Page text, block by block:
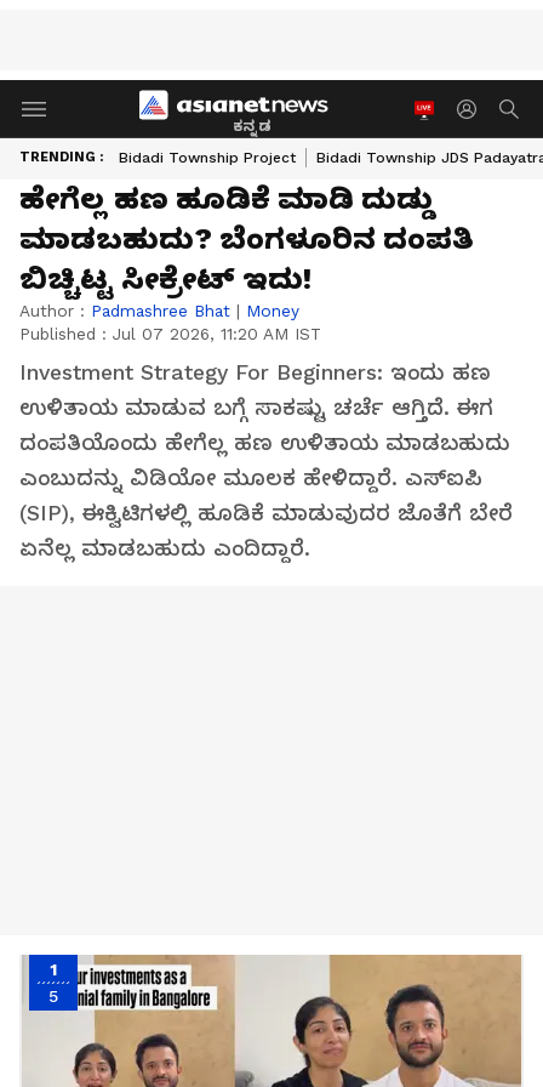
ಕನ್ನಡ
TRENDING : Bidadi Township Project Bidadi Township JDS
ಹೇಗೆಲ್ಲ ಹಣ ಹೂಡಿಕೆ ಮಾಡಿ ದುಡ್ಡು
ಮಾಡಬಹುದು? ಬೆಂಗಳೂರಿನ ದಂಪತಿ
ಬಿಚ್ಚಿಟ್ಟ ಸೀಕ್ರೇಟ್‌ ಇದು!
Author : Padmashree Bhat | Money
Published : Jul 07 2026, 11:20 AM IST
Investment Strategy For Beginners: ಇಂದು ಹಣ
ಉಳಿತಾಯ ಮಾಡುವ ಬಗ್ಗೆ ಸಾಕಷ್ಟು ಚರ್ಚೆ ಆಗ್ತಿದೆ. ಈಗ
ದಂಪತಿಯೊಂದು ಹೇಗೆಲ್ಲ ಹಣ ಉಳಿತಾಯ ಮಾಡಬಹುದು
ಎಂಬುದನ್ನು ವಿಡಿಯೋ ಮೂಲಕ ಹೇಳಿದ್ದಾರೆ. ಎಸ್‌ಐಪಿ
(SIP), ಈಕ್ವಿಟಿಗಳಲ್ಲಿ ಹೂಡಿಕೆ ಮಾಡುವುದರ ಜೊತೆಗೆ ಬೇರೆ
ಏನೆಲ್ಲ ಮಾಡಬಹುದು ಎಂದಿದ್ದಾರೆ.
1
5